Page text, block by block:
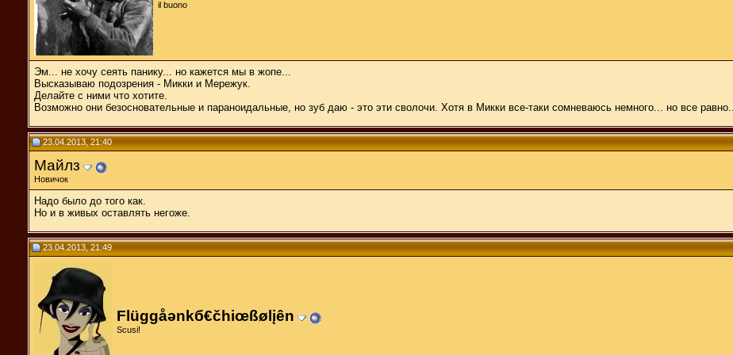
il buono
Эм... не хочу сеять панику... но кажется мы в жопе...
Высказываю подозрения - Микки и Мережук.
Делайте с ними что хотите.
Возможно они безосновательные и параноидальные, но зуб даю - это эти сволочи. Хотя в Микки все-таки сомневаюсь немного... но все равно...
23.04.2013, 21:40
Майлз
Новичок
Надо было до того как.
Но и в живых оставлять негоже.
23.04.2013, 21:49
Flüggåәnkб€čhiœßølįên
Scusi!